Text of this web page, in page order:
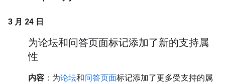
3 月 24 日
为论坛和问答页面标记添加了新的支持属
性
内容 ：为论坛和问答页面标记添加了更多受支持的属